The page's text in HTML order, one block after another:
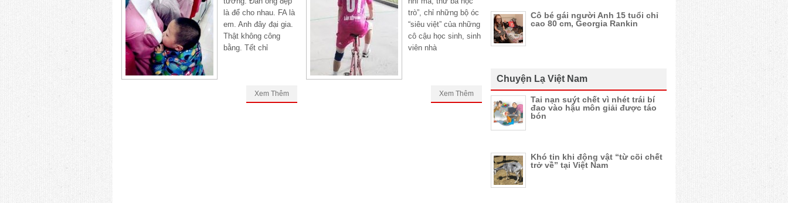
là để cho nhau. FA là
em. Anh đây đại gia.
Thật không công
bằng. Tết chỉ
Xem Thêm
trò”, chỉ những bộ óc
“siêu việt” của những
cô cậu học sinh, sinh
viên nhà
Xem Thêm
Cô bé gái người Anh 15 tuổi chỉ
cao 80 cm, Georgia Rankin
Chuyện Lạ Việt Nam
Tai nạn suýt chết vì nhét trái bí
đao vào hậu môn giải được táo
bón
Khó tin khi động vật “từ cõi chết
trở về” tại Việt Nam